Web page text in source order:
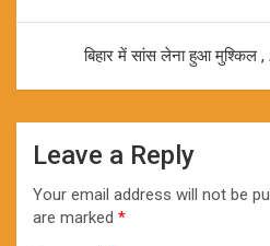
बिहार में सांस लेना हुआ मुश्किल
Leave a Reply
Your email address will not be
are marked *